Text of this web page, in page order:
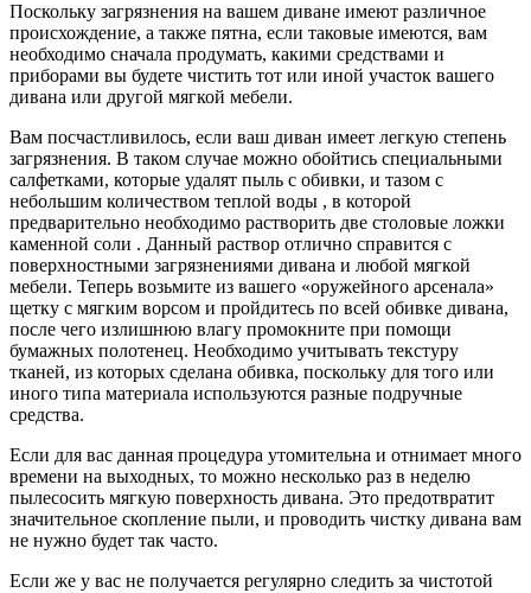
Поскольку загрязнения на вашем диване имеют различное
происхождение, а также пятна, если таковые имеются, вам
необходимо сначала продумать, какими средствами и
приборами вы будете чистить тот или иной участок вашего
дивана или другой мягкой мебели.
Вам посчастливилось, если ваш диван имеет легкую степень
загрязнения. В таком случае можно обойтись специальными
салфетками, которые удалят пыль с обивки, и тазом с
небольшим количеством теплой воды , в которой
предварительно необходимо растворить две столовые ложки
каменной соли . Данный раствор отлично справится с
поверхностными загрязнениями дивана и любой мягкой
мебели. Теперь возьмите из вашего «оружейного арсенала»
щетку с мягким ворсом и пройдитесь по всей обивке дивана,
после чего излишнюю влагу промокните при помощи
бумажных полотенец. Необходимо учитывать текстуру
тканей, из которых сделана обивка, поскольку для того или
иного типа материала используются разные подручные
средства.
Если для вас данная процедура утомительна и отнимает много
времени на выходных, то можно несколько раз в неделю
пылесосить мягкую поверхность дивана. Это предотвратит
значительное скопление пыли, и проводить чистку дивана вам
не нужно будет так часто.
Если же у вас не получается регулярно следить за чистотой